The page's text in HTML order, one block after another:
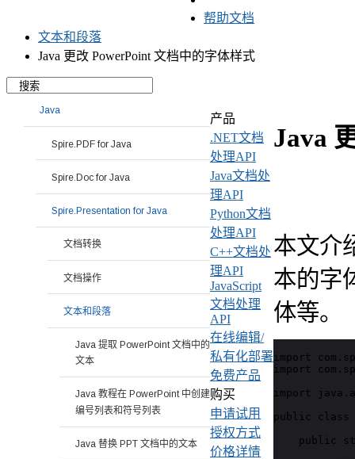
帮助文档
文本和段落
Java 更改 PowerPoint 文档中的字体样式
Java
本文介
本的字
体等。
import
import
import
public class
public
Java
Spire.PDF for Java
Spire.Doc for Java
Spire.Presentation for Java
文档转换
文档操作
文本和段落
Java 提取 PowerPoint 文档中的
文本
Java 教程在 PowerPoint 中创建
编号列表和符号列表
Java 替换 PPT 文档中的文本
产品
.NET文档
处理API
Java文档处
理API
Python文档
处理API
C++文档处
理API
JavaScript
文档处理
API
在线编辑/
私有化部署
免费产品
购买
申请试用
授权方式
价格详情